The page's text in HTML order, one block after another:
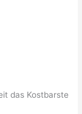
das Kostbarste